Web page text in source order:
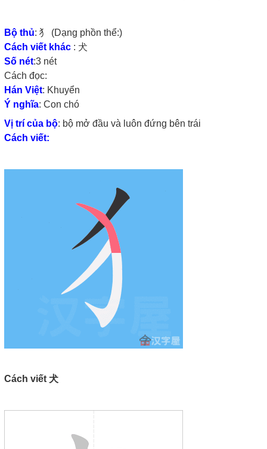
Bộ thủ: 犭 (Dạng phồn thể:)
Cách viết khác : 犬
Số nét:3 nét
Cách đọc:
Hán Việt: Khuyển
Ý nghĩa: Con chó
Vị trí của bộ: bộ mở đầu và luôn đứng bên trái
Cách viết:
Cách viết 犬